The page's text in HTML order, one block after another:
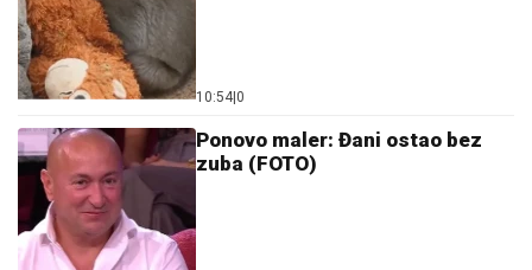
10:54 0
Ponovo maler: Đani ostao bez
zuba (FOTO)